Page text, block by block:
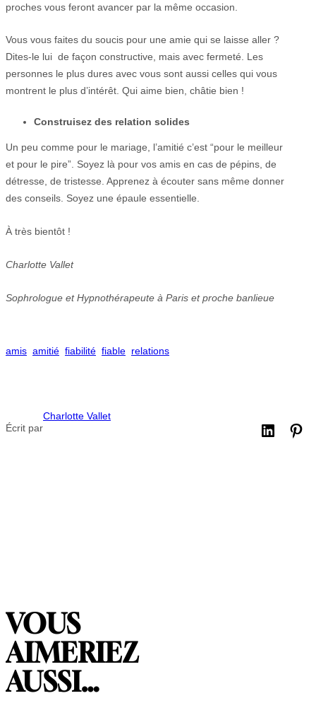
proches vous feront avancer par la même occasion.
Vous vous faites du soucis pour une amie qui se laisse aller ?
Dites-le lui de façon constructive, mais avec fermeté. Les
personnes le plus dures avec vous sont aussi celles qui vous
montrent le plus d’intérêt. Qui aime bien, châtie bien !
Construisez des relation solides
Un peu comme pour le mariage, l’amitié c’est “pour le meilleur
et pour le pire”. Soyez là pour vos amis en cas de pépins, de
détresse, de tristesse. Apprenez à écouter sans même donner
des conseils. Soyez une épaule essentielle.
À très bientôt !
Charlotte Vallet
Sophrologue et Hypnothérapeute à Paris et proche banlieue
amis amitié fiabilité fiable relations
Écrit par
Charlotte Vallet
VOUS
AIMERIEZ
AUSSI…